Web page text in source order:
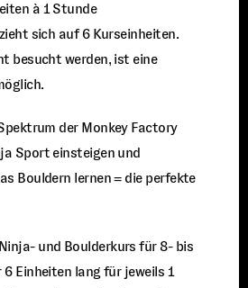
à 1 Stunde
sich auf 6 Kurseinheiten.
besucht werden, ist eine
der Monkey Factory
Sport einsteigen und
Bouldern lernen = die perfekte
und Boulderkurs für 8- bis
Einheiten lang für jeweils 1